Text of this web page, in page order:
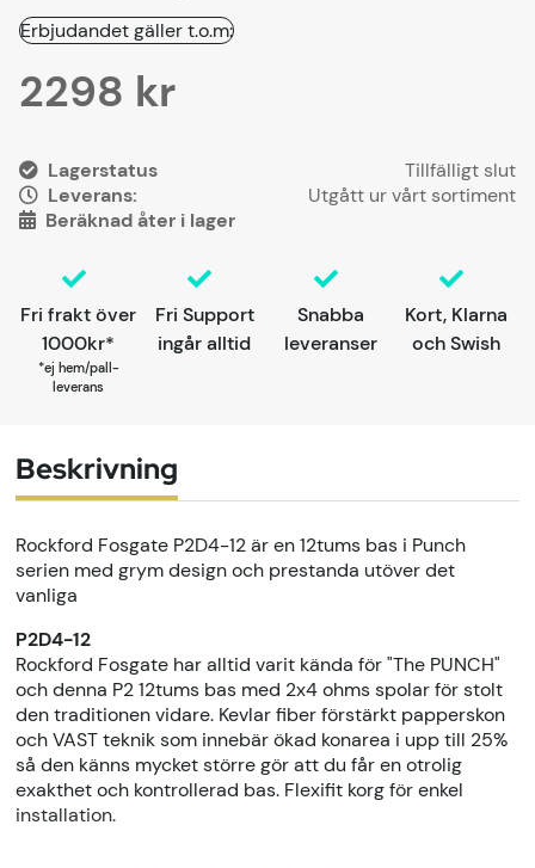
Erbjudandet gäller t.o.m:
2298 kr
Lagerstatus
Leverans:
Utgått ur vårt sortiment
Beräknad åter i lager
Fri frakt över
1000kr*
*ej hem/pall-
leverans
Fri Support
ingår alltid
Snabba
leveranser
Kort, Klarna
och Swish
Beskrivning
Rockford Fosgate P2D4-12 är en 12tums bas i Punch
serien med grym design och prestanda utöver det
vanliga
P2D4-12
Rockford Fosgate har alltid varit kända för "The PUNCH"
och denna P2 12tums bas med 2x4 ohms spolar för stolt
den traditionen vidare. Kevlar fiber förstärkt papperskon
och VAST teknik som innebär ökad konarea i upp till 25%
så den känns mycket större gör att du får en otrolig
exakthet och kontrollerad bas. Flexifit korg för enkel
installation.